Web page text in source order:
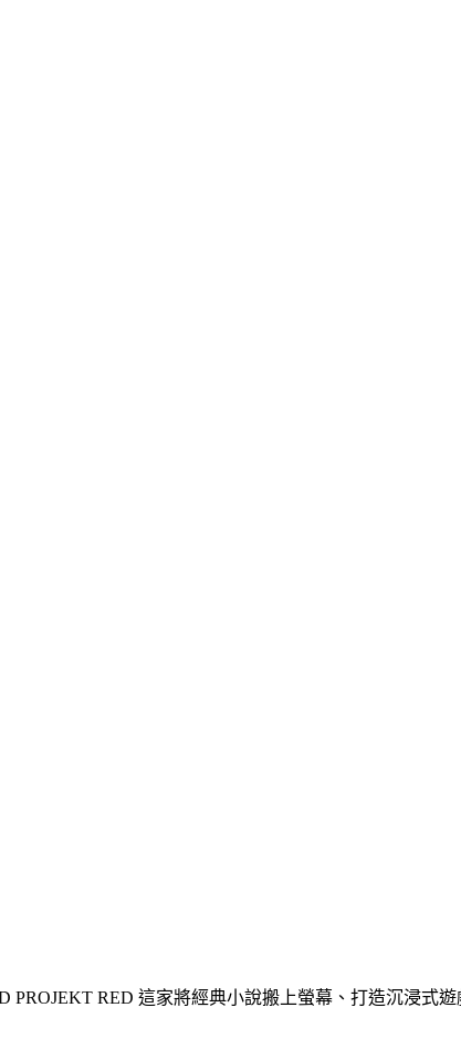
RED 這家將經典小說搬上螢幕、打造沉浸式